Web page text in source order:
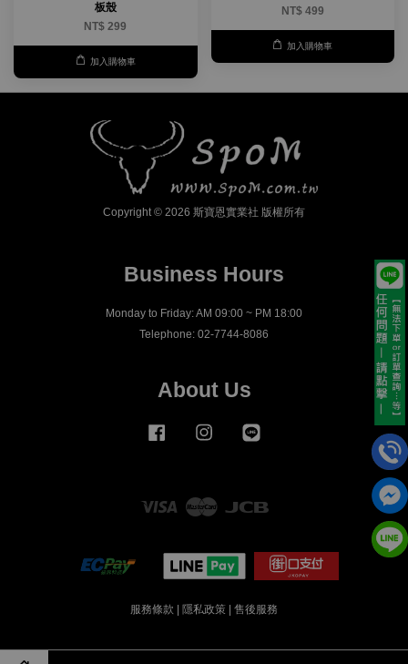
板殼
NT$ 299
加入購物車
NT$ 499
加入購物車
Copyright © 2026 斯寶恩實業社 版權所有
Business Hours
Monday to Friday: AM 09:00 ~ PM 18:00
Telephone: 02-7744-8086
About Us
Facebook Instagram
Visa Master
服務條款 隱私政策 售後服務